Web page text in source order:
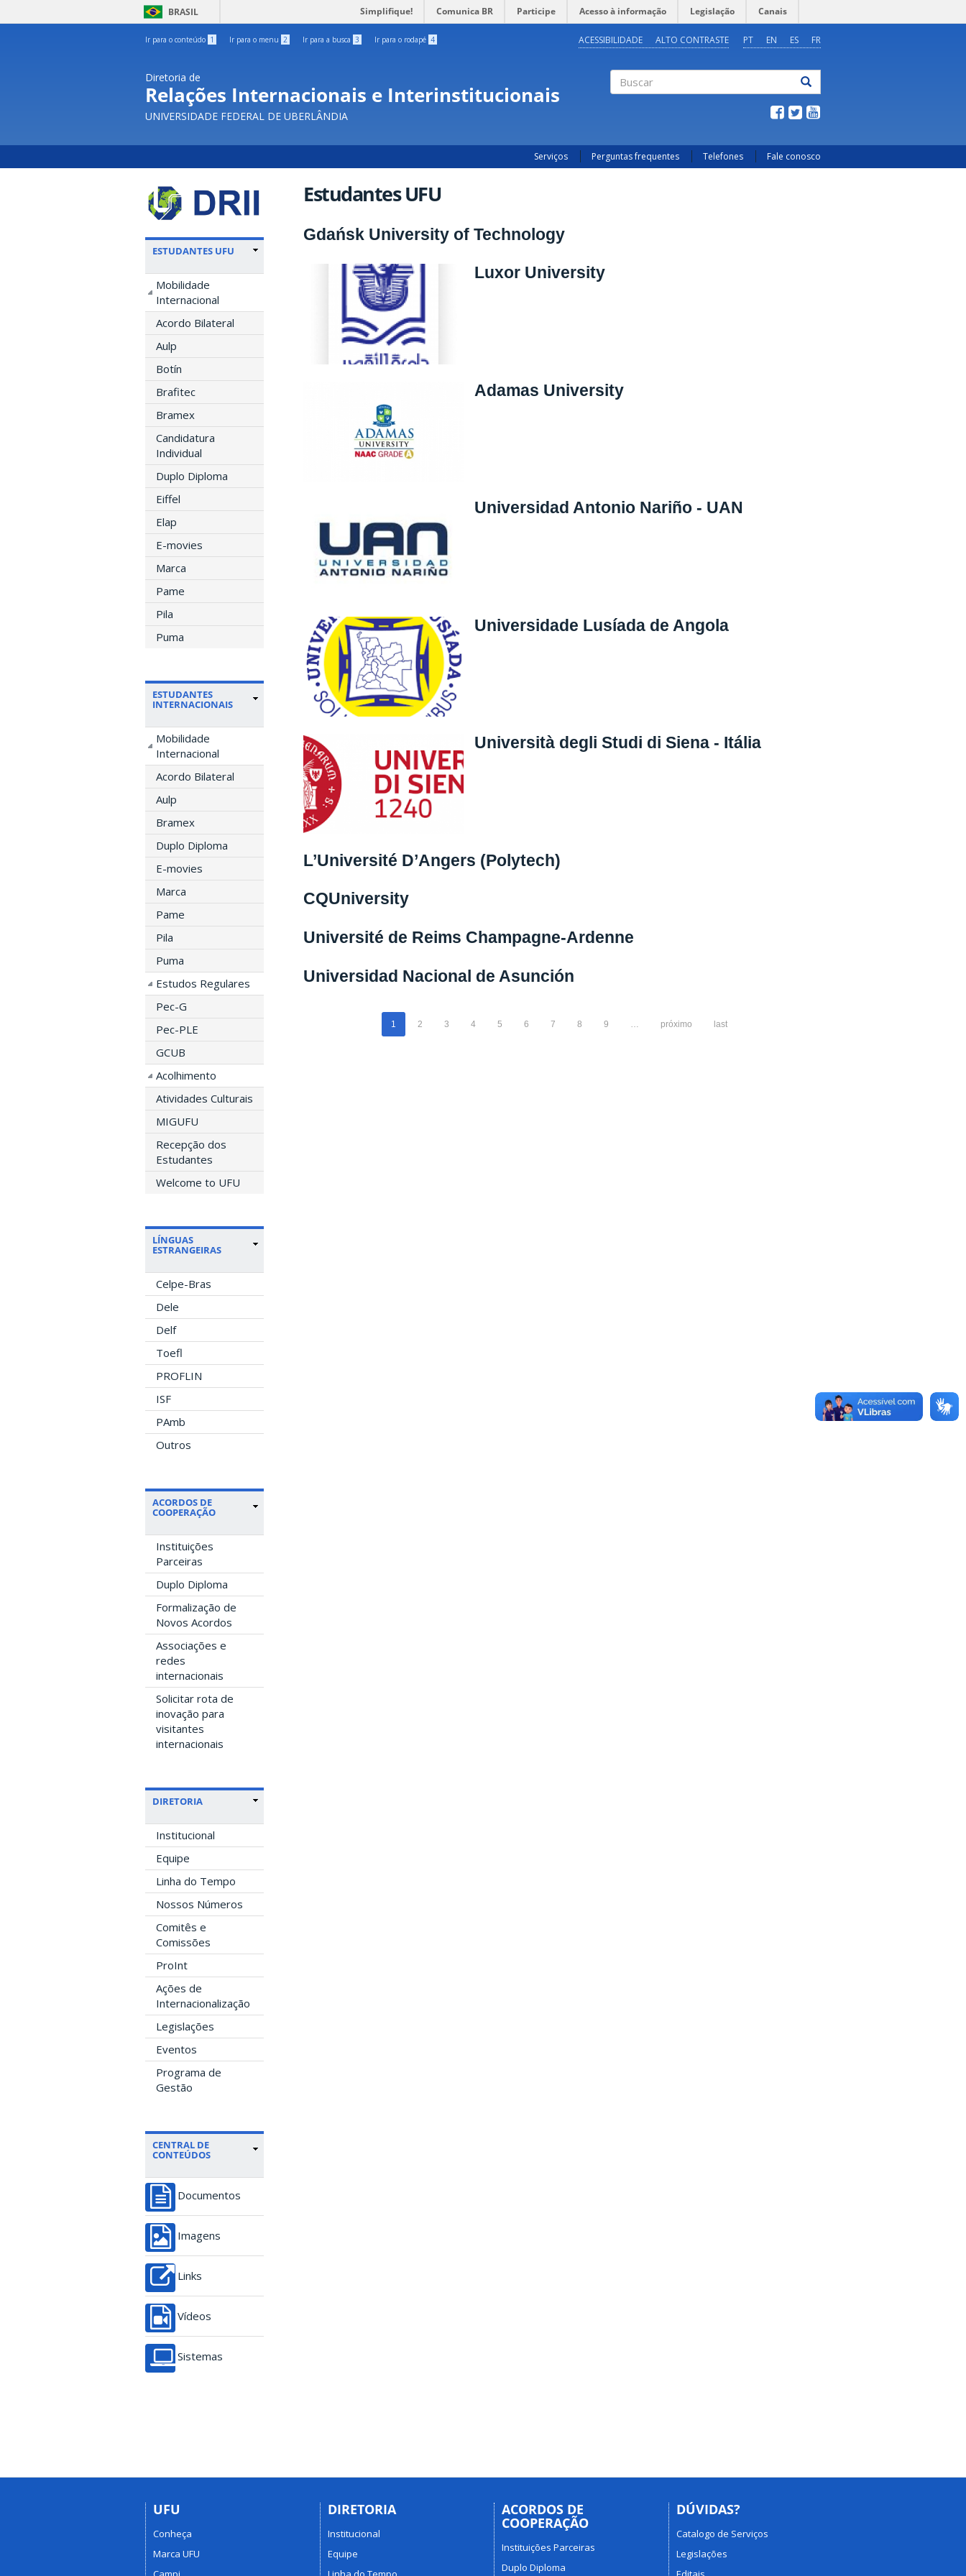
BRASIL Simplifique! Comunica BR Participe Acesso à informação Legislação Canais
Ir para o conteúdo 1 Ir para o menu 2 Ir para a busca 3 Ir para o rodapé 4 PT EN ES FR
ACESSIBILIDADE ALTO CONTRASTE
Diretoria de
Relações Internacionais e Interinstitucionais
UNIVERSIDADE FEDERAL DE UBERLÂNDIA
Serviços Perguntas frequentes Telefones Fale conosco
ESTUDANTES UFU
Mobilidade
Internacional
Acordo Bilateral
Aulp
Botín
Brafitec
Bramex
Candidatura
Individual
Duplo Diploma
Eiffel
Elap
E-movies
Marca
Pame
Pila
Puma
ESTUDANTES
INTERNACIONAIS
Mobilidade
Internacional
Acordo Bilateral
Aulp
Bramex
Duplo Diploma
E-movies
Marca
Pame
Pila
Puma
Estudos Regulares
Pec-G
Pec-PLE
GCUB
Acolhimento
Atividades Culturais
MIGUFU
Recepção dos
Estudantes
Welcome to UFU
LÍNGUAS
ESTRANGEIRAS
Celpe-Bras
Dele
Delf
Toefl
PROFLIN
ISF
PAmb
Outros
ACORDOS DE
COOPERAÇÃO
Instituições
Parceiras
Duplo Diploma
Formalização de
Novos Acordos
Associações e
redes
internacionais
Solicitar rota de
inovação para
visitantes
internacionais
DIRETORIA
Institucional
Equipe
Linha do Tempo
Nossos Números
Comitês e
Comissões
ProInt
Ações de
Internacionalização
Legislações
Eventos
Programa de
Gestão
CENTRAL DE
CONTEÚDOS
Documentos
Imagens
Links
Vídeos
Sistemas
Estudantes UFU
Gdańsk University of Technology
Luxor University
Adamas University
Universidad Antonio Nariño - UAN
Universidade Lusíada de Angola
Università degli Studi di Siena - Itália
L’Université D’Angers (Polytech)
CQUniversity
Université de Reims Champagne-Ardenne
Universidad Nacional de Asunción
1 2 3 4 5 6 7 8 9 … próximo last
UFU
Conheça
Marca UFU
DIRETORIA
Institucional
Equipe
ACORDOS DE
COOPERAÇÃO
Instituições Parceiras
Duplo Diploma
DÚVIDAS?
Catalogo de Serviços
Legislações